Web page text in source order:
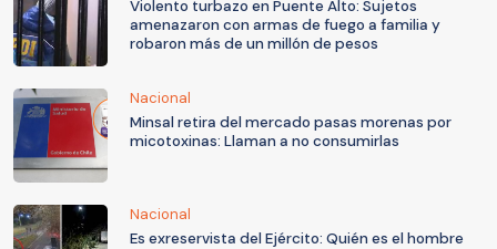
Violento turbazo en Puente Alto: Sujetos
amenazaron con armas de fuego a familia y
robaron más de un millón de pesos
Nacional
Minsal retira del mercado pasas morenas por
micotoxinas: Llaman a no consumirlas
Nacional
Es exreservista del Ejército: Quién es el hombre